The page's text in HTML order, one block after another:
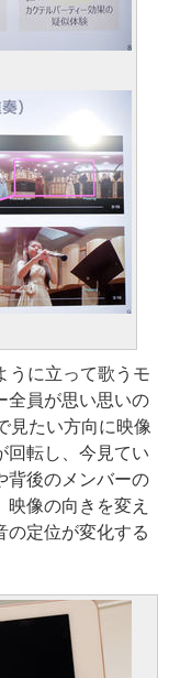
に立って歌うモ
全員が思い思いの
見たい方向に映像
回転し、今見てい
背後のメンバーの
像の向きを変え
の定位が変化する